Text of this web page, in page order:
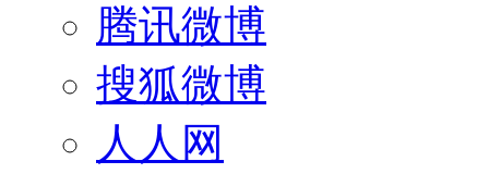
腾讯微博
搜狐微博
人人网